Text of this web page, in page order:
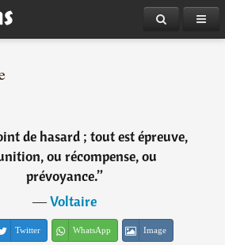
de hasard ; tout est épreuve,
ou récompense, ou
prévoyance.”
―Voltaire
Twitter WhatsApp Image